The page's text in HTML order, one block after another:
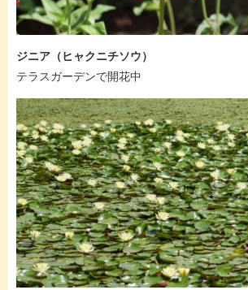
ジニア（ヒャクニチソウ）
テラスガーデンで開花中